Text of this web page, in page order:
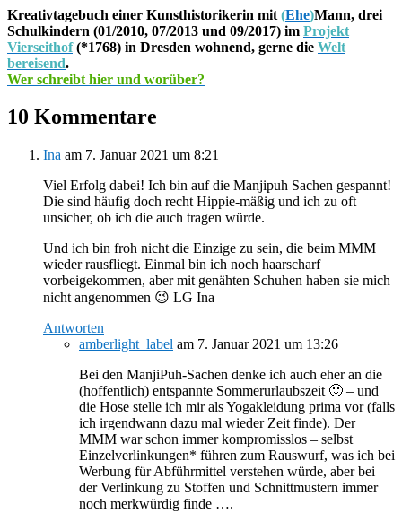
Kreativtagebuch einer Kunsthistorikerin mit (Ehe)Mann, drei
Schulkindern (01/2010, 07/2013 und 09/2017) im Projekt
Vierseithof(*1768) in Dresden wohnend, gerne die Welt
bereisend.
Wer schreibt hier und worüber?
10 Kommentare
Ina am 7. Januar 2021 um 8:21
Viel Erfolg dabei! Ich bin auf die Manjipuh Sachen gespannt!
Die sind häufig doch recht Hippie-mäßig und ich zu oft
unsicher, ob ich die auch tragen würde.
Und ich bin froh nicht die Einzige zu sein, die beim MMM
wieder rausfliegt. Einmal bin ich noch haarscharf
vorbeigekommen, aber mit genähten Schuhen haben sie mich
nicht angenommen 😉 LG Ina
Antworten
amberlight_label am 7. Januar 2021 um 13:26
Bei den ManjiPuh-Sachen denke ich auch eher an die
(hoffentlich) entspannte Sommerurlaubszeit 🙂 – und
die Hose stelle ich mir als Yogakleidung prima vor (falls
ich irgendwann dazu mal wieder Zeit finde). Der
MMM war schon immer kompromisslos – selbst
Einzelverlinkungen* führen zum Rauswurf, was ich bei
Werbung für Abführmittel verstehen würde, aber bei
der Verlinkung zu Stoffen und Schnittmustern immer
noch merkwürdig finde ….